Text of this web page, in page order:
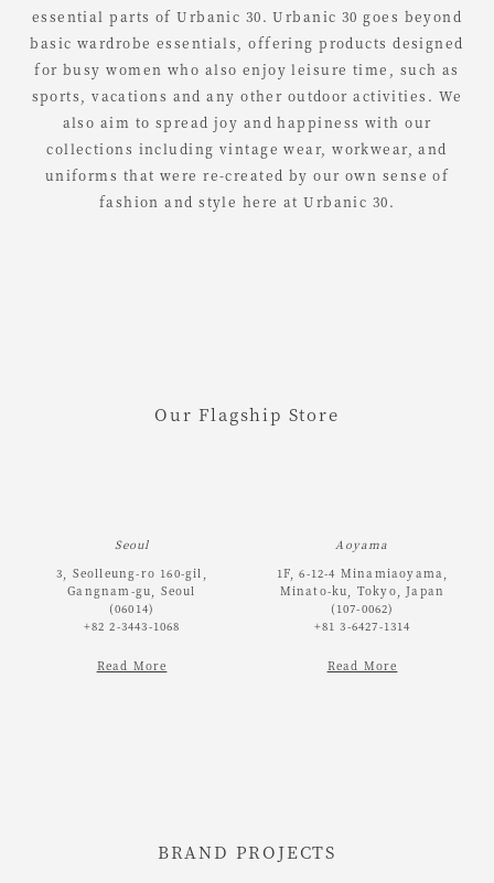
essential parts of Urbanic 30. Urbanic 30 goes beyond
basic wardrobe essentials, offering products designed
for busy women who also enjoy leisure time, such as
sports,vacations and any other outdoor activities. We
also aim to spread joy and happiness with our
collections including vintage wear, workwear, and
uniforms that were re-created by our own sense of
fashion and style here at Urbanic 30.
Our Flagship Store
Seoul
3, Seolleung-ro 160-gil,
Gangnam-gu, Seoul
(06014)
+82 2-3443-1068
Read More
Aoyama
1F, 6-12-4 Minamiaoyama,
Minato-ku, Tokyo, Japan
(107-0062)
+81 3-6427-1314
Read More
BRAND PROJECTS